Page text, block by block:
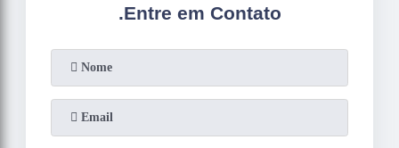
.Entre em Contato